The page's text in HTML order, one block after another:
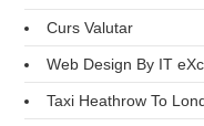
Curs Valutar
Web Design By IT
Taxi Heathrow To